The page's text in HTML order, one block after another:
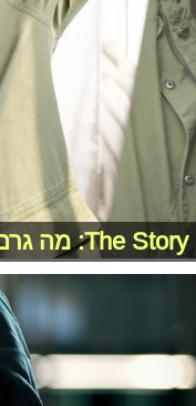
The Story: מה גרם לגל זהבי לבכות?